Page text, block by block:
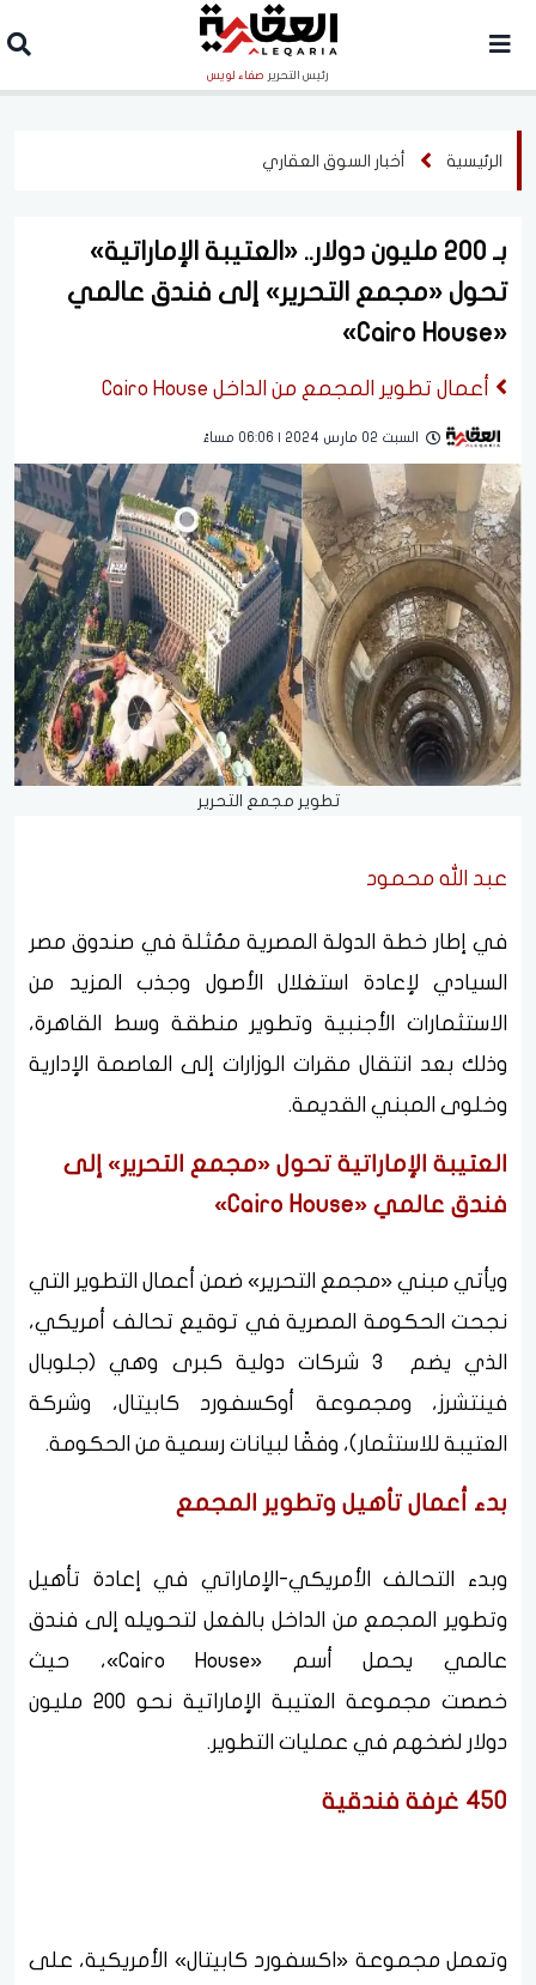
رئيس التحرير صفاء لويس
الرئيسية أخبار السوق العقاري
بـ 200 مليون دولار.. «العتيبة الإماراتية»
تحول «مجمع التحرير» إلى فندق عالمي
«Cairo House»
أعمال تطوير المجمع من الداخل Cairo House
السبت 02 مارس 2024 | 06:06 مساءً
تطوير مجمع التحرير
عبد الله محمود
في إطار خطة الدولة المصرية ممُثلة في صندوق مصر
السيادي لإعادة استغلال الأصول وجذب المزيد من
الاستثمارات الأجنبية وتطوير منطقة وسط القاهرة،
وذلك بعد انتقال مقرات الوزارات إلى العاصمة الإدارية
وخلوى المبني القديمة.
العتيبة الإماراتية تحول «مجمع التحرير» إلى
فندق عالمي «Cairo House»
ويأتي مبني «مجمع التحرير» ضمن أعمال التطوير التي
نجحت الحكومة المصرية في توقيع تحالف أمريكي،
الذي يضم 3 شركات دولية كبرى وهي (جلوبال
فينتشرز، ومجموعة أوكسفورد كابيتال، وشركة
العتيبة للاستثمار)، وفقًا لبيانات رسمية من الحكومة.
بدء أعمال تأهيل وتطوير المجمع
وبدء التحالف الأمريكي-الإماراتي في إعادة تأهيل
وتطوير المجمع من الداخل بالفعل لتحويله إلى فندق
عالمي يحمل أسم «Cairo House»، حيث
خصصت مجموعة العتيبة الإماراتية نحو 200 مليون
دولار لضخهم في عمليات التطوير.
450 غرفة فندقية
وتعمل مجموعة «اكسفورد كابيتال» الأمريكية، على